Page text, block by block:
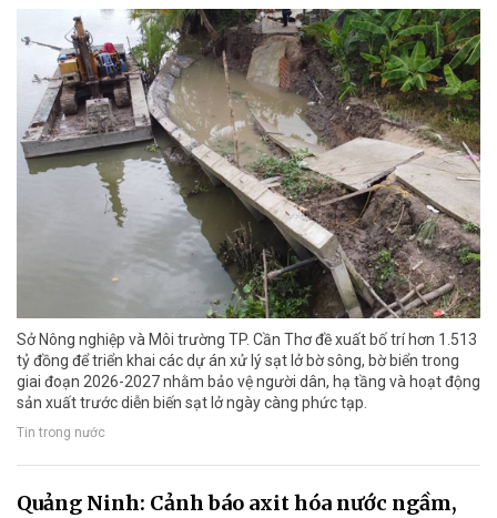
Sở Nông nghiệp và Môi trường TP. Cần Thơ đề xuất bố trí hơn 1.513
tỷ đồng để triển khai các dự án xử lý sạt lở bờ sông, bờ biển trong
giai đoạn 2026-2027 nhằm bảo vệ người dân, hạ tầng và hoạt động
sản xuất trước diễn biến sạt lở ngày càng phức tạp.
Tin trong nước
Quảng Ninh: Cảnh báo axit hóa nước ngầm,